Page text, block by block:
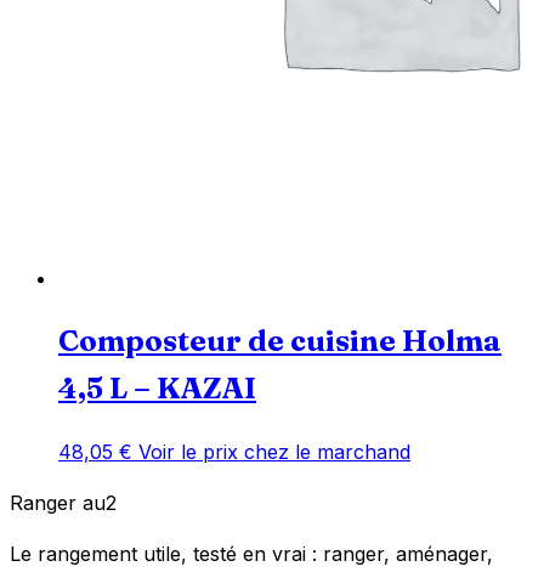
Composteur de cuisine Holma
4,5 L – KAZAI
48,05 € Voir le prix chez le marchand
Ranger au2
Le rangement utile, testé en vrai : ranger, aménager,